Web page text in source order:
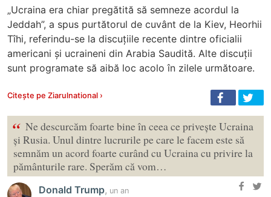
„Ucraina era chiar pregătită să semneze acordul la
Jeddah”, a spus purtătorul de cuvânt de la Kiev, Heorhii
Tîhi, referindu-se la discuțiile recente dintre oficialii
americani și ucraineni din Arabia Saudită. Alte discuții
sunt programate să aibă loc acolo în zilele următoare.
Citește pe Ziarulnational ›
“ Ne descurcăm foarte bine în ceea ce privește Ucraina
și Rusia. Unul dintre lucrurile pe care le facem este să
semnăm un acord foarte curând cu Ucraina cu privire la
pământurile rare. Sperăm că vom…
Donald Trump, un an